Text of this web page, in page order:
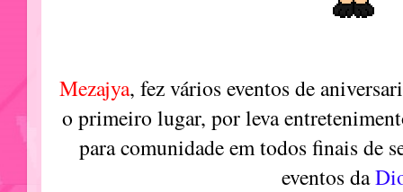
Mezajya, fez vários eventos de
o primeiro lugar, por leva
para comunidade em todos finais de
eventos da